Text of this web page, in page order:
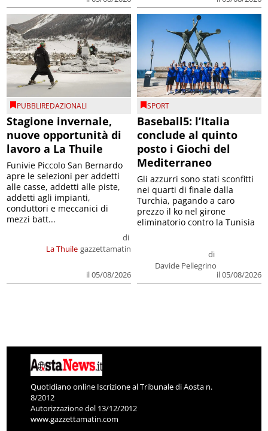
PUBBLIREDAZIONALI
Stagione invernale,
nuove opportunità di
lavoro a La Thuile
La Thuile
di
gazzettamatin
il 05/08/2026
Funivie Piccolo San Bernardo
apre le selezioni per addetti
alle casse, addetti alle piste,
addetti agli impianti,
conduttori e meccanici di
mezzi batt...
SPORT
Baseball5: l’Italia
conclude al quinto
posto i Giochi del
Mediterraneo
di
Davide Pellegrino
il 05/08/2026
Gli azzurri sono stati sconfitti
nei quarti di finale dalla
Turchia, pagando a caro
prezzo il ko nel girone
eliminatorio contro la Tunisia
Quotidiano online Iscrizione al Tribunale di Aosta n.
8/2012
Autorizzazione del 13/12/2012
www.gazzettamatin.com